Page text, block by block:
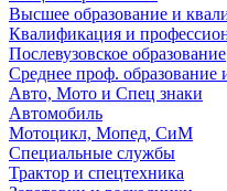
Высшее образование и
Квалификация и
Послевузовское образование
Среднее проф. образование
Авто, Мото и Спец знаки
Автомобиль
Мотоцикл, Мопед, СиМ
Специальные службы
Трактор и спецтехника